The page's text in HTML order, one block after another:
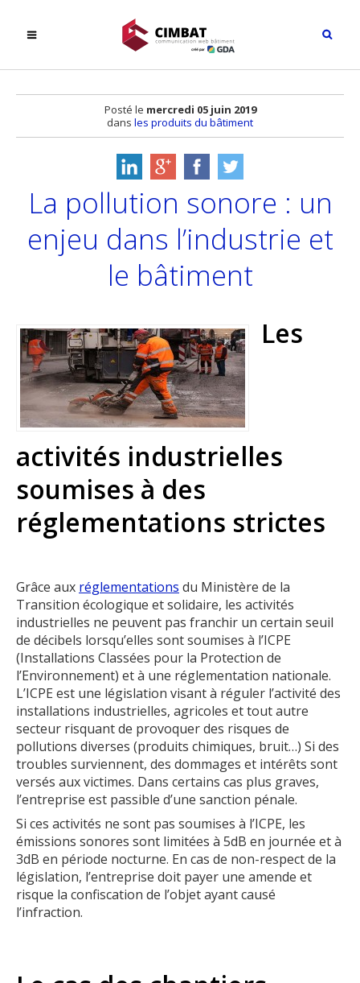
Posté le mercredi 05 juin 2019
dans les produits du bâtiment
La pollution sonore : un
enjeu dans l’industrie et
le bâtiment
Les
activités industrielles
soumises à des
réglementations strictes
Grâce aux réglementations du Ministère de la
Transition écologique et solidaire, les activités
industrielles ne peuvent pas franchir un certain seuil
de décibels lorsqu’elles sont soumises à l’ICPE
(Installations Classées pour la Protection de
l’Environnement) et à une réglementation nationale.
L’ICPE est une législation visant à réguler l’activité des
installations industrielles, agricoles et tout autre
secteur risquant de provoquer des risques de
pollutions diverses (produits chimiques, bruit…) Si des
troubles surviennent, des dommages et intérêts sont
versés aux victimes. Dans certains cas plus graves,
l’entreprise est passible d’une sanction pénale.
Si ces activités ne sont pas soumises à l’ICPE, les
émissions sonores sont limitées à 5dB en journée et à
3dB en période nocturne. En cas de non-respect de la
législation, l’entreprise doit payer une amende et
risque la confiscation de l’objet ayant causé
l’infraction.